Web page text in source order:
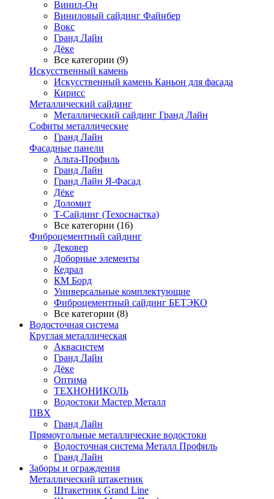
Винил-Он
Виниловый сайдинг Файнбер
Вокс
Гранд Лайн
Дёке
Все категории (9)
Искусственный камень
Искусственный камень Каньон для фасада
Кирисс
Металлический сайдинг
Металлический сайдинг Гранд Лайн
Софиты металлические
Гранд Лайн
Фасадные панели
Альта-Профиль
Гранд Лайн
Гранд Лайн Я-Фасад
Дёке
Доломит
Т-Сайдинг (Техоснастка)
Все категории (16)
Фиброцементный сайдинг
Дековер
Доборные элементы
Кедрал
КМ Борд
Универсальные комплектующие
Фиброцементный сайдинг БЕТЭКО
Все категории (8)
Водосточная система
Круглая металлическая
Аквасистем
Гранд Лайн
Дёке
Оптима
ТЕХНОНИКОЛЬ
Водостоки Мастер Металл
ПВХ
Гранд Лайн
Прямоугольные металлические водостоки
Водосточная система Металл Профиль
Гранд Лайн
Заборы и ограждения
Металлический штакетник
Штакетник Grand Line